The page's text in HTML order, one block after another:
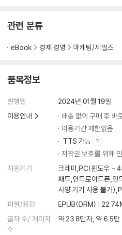
관련 분류
eBook 경제 경영 마케팅/세일즈
품목정보
발행일
2024년 01월 19일
이용안내
배송 없이 구매 후 바
이용기간 제한없음
TTS 가능
저작권 보호를 위해
지원기기
크레마,PC(윈도우 -
패드,안드로이드폰,안
사양 기기 사용 불가
파일/용량
EPUB(DRM) |
글자 수/ 페이지
수
약 23.8만자, 약 6.5